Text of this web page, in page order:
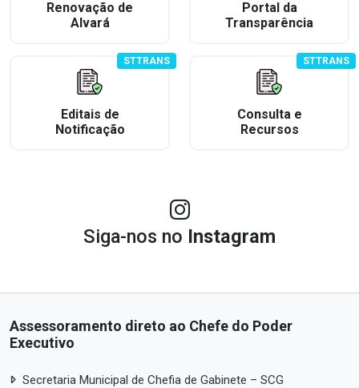
Renovação de
Alvará
Portal da
Transparência
Editais de
Notificação
STTRANS
Consulta e
Recursos
STTRANS
Siga-nos no Instagram
Assessoramento direto ao Chefe do Poder
Executivo
Secretaria Municipal de Chefia de Gabinete – SCG